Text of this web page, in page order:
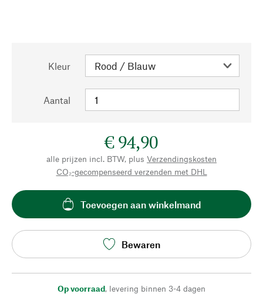
Kleur
Aantal
€ 94,90
alle prijzen incl. BTW, plus Verzendingskosten
CO₂-gecompenseerd verzenden met DHL
Toevoegen aan winkelmand
Bewaren
Op voorraad, levering binnen 3-4 dagen